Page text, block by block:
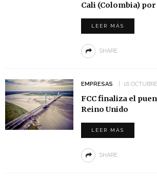
Cali (Colombia)
LEER MÁS
SHARE
EMPRESAS 16
FCC finaliza el
Reino Unido
LEER MÁS
SHARE